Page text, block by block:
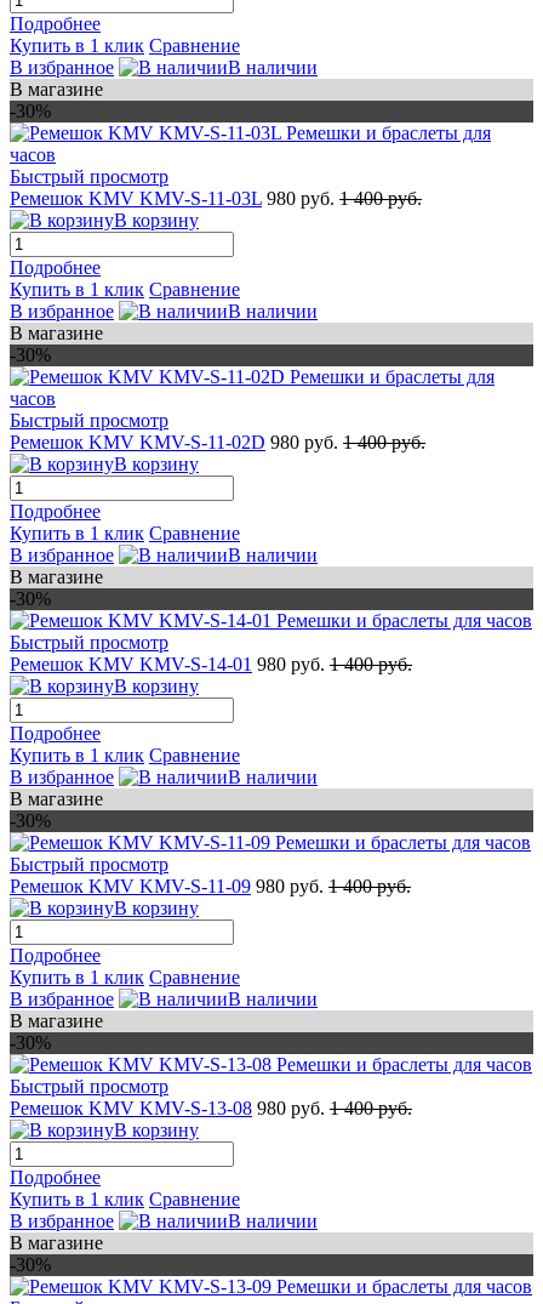
Подробнее
Купить в 1 клик Сравнение
В избранное
В наличии
В магазине
-30%
Быстрый просмотр
Ремешок KMV KMV-S-11-03L 980 руб. 1 400 руб.
В корзину
Подробнее
Купить в 1 клик Сравнение
В избранное
В наличии
В магазине
-30%
Быстрый просмотр
Ремешок KMV KMV-S-11-02D 980 руб. 1 400 руб.
В корзину
Подробнее
Купить в 1 клик Сравнение
В избранное
В наличии
В магазине
-30%
Быстрый просмотр
Ремешок KMV KMV-S-14-01 980 руб. 1 400 руб.
В корзину
Подробнее
Купить в 1 клик Сравнение
В избранное
В наличии
В магазине
-30%
Быстрый просмотр
Ремешок KMV KMV-S-11-09 980 руб. 1 400 руб.
В корзину
Подробнее
Купить в 1 клик Сравнение
В избранное
В наличии
В магазине
-30%
Быстрый просмотр
Ремешок KMV KMV-S-13-08 980 руб. 1 400 руб.
В корзину
Подробнее
Купить в 1 клик Сравнение
В избранное
В наличии
В магазине
-30%